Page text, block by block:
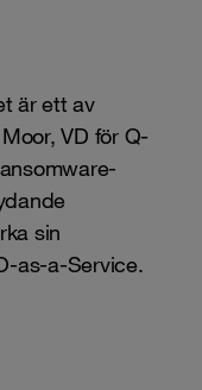
är ett av
VD för Q-
sin
as-a-Service.